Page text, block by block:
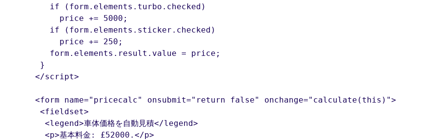
   if (form.elements.turbo.checked)
     price += 5000;
   if (form.elements.sticker.checked)
     price += 250;
   form.elements.result.value = price;
}
</script>
<form name="pricecalc" onsubmit="return false" onchange="calculate(this)">
<fieldset>
  <legend>車体価格を自動見積</legend>
  <p>基本料金: £52000.</p>